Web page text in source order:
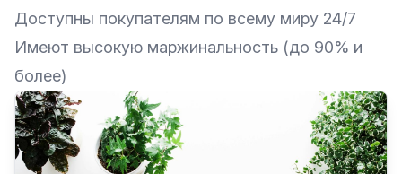
Доступны покупателям по всему миру 24/7
Имеют высокую маржинальность (до 90% и
более)